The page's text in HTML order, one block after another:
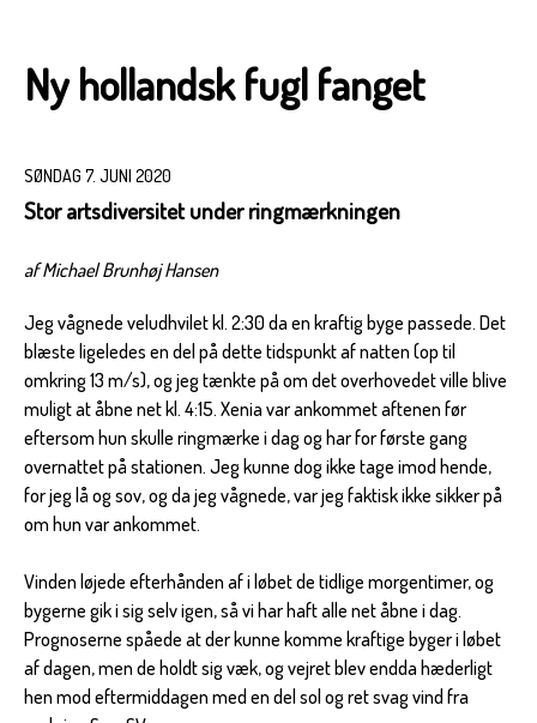
Ny hollandsk fugl fanget
SØNDAG 7. JUNI 2020
Stor artsdiversitet under ringmærkningen
af Michael Brunhøj Hansen
Jeg vågnede veludhvilet kl. 2:30 da en kraftig byge passede. Det
blæste ligeledes en del på dette tidspunkt af natten (op til
omkring 13 m/s), og jeg tænkte på om det overhovedet ville blive
muligt at åbne net kl. 4:15. Xenia var ankommet aftenen før
eftersom hun skulle ringmærke i dag og har for første gang
overnattet på stationen. Jeg kunne dog ikke tage imod hende,
for jeg lå og sov, og da jeg vågnede, var jeg faktisk ikke sikker på
om hun var ankommet.
Vinden løjede efterhånden af i løbet de tidlige morgentimer, og
bygerne gik i sig selv igen, så vi har haft alle net åbne i dag.
Prognoserne spåede at der kunne komme kraftige byger i løbet
af dagen, men de holdt sig væk, og vejret blev endda hæderligt
hen mod eftermiddagen med en del sol og ret svag vind fra